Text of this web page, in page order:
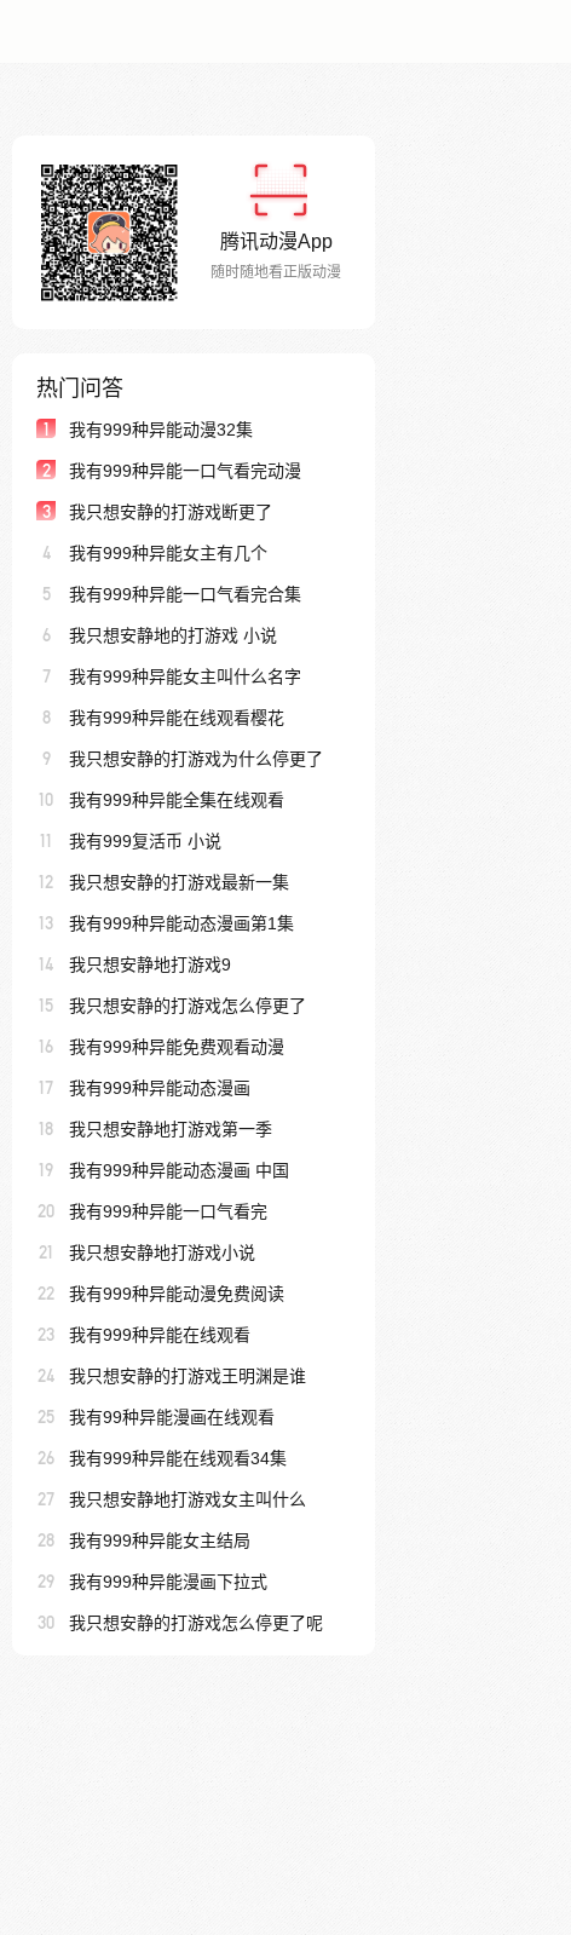
腾讯动漫App
随时随地看正版动漫
热门问答
1 我有999种异能动漫32集
2 我有999种异能一口气看完动漫
3 我只想安静的打游戏断更了
4 我有999种异能女主有几个
5 我有999种异能一口气看完合集
6 我只想安静地的打游戏 小说
7 我有999种异能女主叫什么名字
8 我有999种异能在线观看樱花
9 我只想安静的打游戏为什么停更了
10 我有999种异能全集在线观看
11 我有999复活币 小说
12 我只想安静的打游戏最新一集
13 我有999种异能动态漫画第1集
14 我只想安静地打游戏9
15 我只想安静的打游戏怎么停更了
16 我有999种异能免费观看动漫
17 我有999种异能动态漫画
18 我只想安静地打游戏第一季
19 我有999种异能动态漫画 中国
20 我有999种异能一口气看完
21 我只想安静地打游戏小说
22 我有999种异能动漫免费阅读
23 我有999种异能在线观看
24 我只想安静的打游戏王明渊是谁
25 我有99种异能漫画在线观看
26 我有999种异能在线观看34集
27 我只想安静地打游戏女主叫什么
28 我有999种异能女主结局
29 我有999种异能漫画下拉式
30 我只想安静的打游戏怎么停更了呢